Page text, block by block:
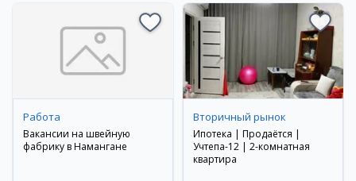
Работа
Вакансии на швейную
фабрику в Намангане
Вторичный рынок
Ипотека | Продаётся |
Учтепа-12 | 2-комнатная
квартира